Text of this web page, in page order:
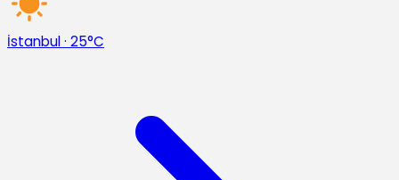
İstanbul· 25°C